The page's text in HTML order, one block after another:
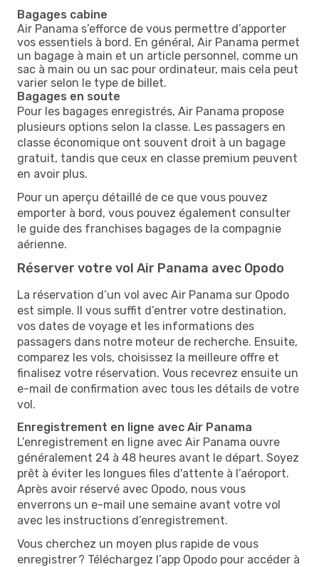
Bagages cabine
Air Panama s’efforce de vous permettre d’apporter
vos essentiels à bord. En général, Air Panama permet
un bagage à main et un article personnel, comme un
sac à main ou un sac pour ordinateur, mais cela peut
varier selon le type de billet.
Bagages en soute
Pour les bagages enregistrés, Air Panama propose
plusieurs options selon la classe. Les passagers en
classe économique ont souvent droit à un bagage
gratuit, tandis que ceux en classe premium peuvent
en avoir plus.
Pour un aperçu détaillé de ce que vous pouvez
emporter à bord, vous pouvez également consulter
le guide des franchises bagages de la compagnie
aérienne.
Réserver votre vol Air Panama avec Opodo
La réservation d’un vol avec Air Panama sur Opodo
est simple. Il vous suffit d’entrer votre destination,
vos dates de voyage et les informations des
passagers dans notre moteur de recherche. Ensuite,
comparez les vols, choisissez la meilleure offre et
finalisez votre réservation. Vous recevrez ensuite un
e-mail de confirmation avec tous les détails de votre
vol.
Enregistrement en ligne avec Air Panama
L’enregistrement en ligne avec Air Panama ouvre
généralement 24 à 48 heures avant le départ. Soyez
prêt à éviter les longues files d'attente à l’aéroport.
Après avoir réservé avec Opodo, nous vous
enverrons un e-mail une semaine avant votre vol
avec les instructions d’enregistrement.
Vous cherchez un moyen plus rapide de vous
enregistrer ? Téléchargez l’app Opodo pour accéder à